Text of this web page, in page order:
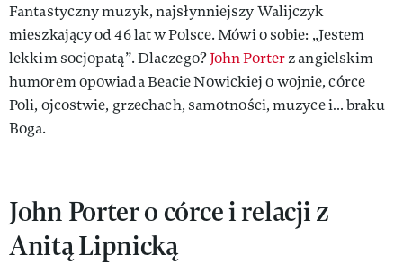
Fantastyczny muzyk, najsłynniejszy Walijczyk
mieszkający od 46 lat w Polsce. Mówi o sobie: „Jestem
lekkim socjopatą”. Dlaczego?John Porterz angielskim
humorem opowiada Beacie Nowickiej o wojnie, córce
Poli, ojcostwie, grzechach, samotności, muzyce i… braku
Boga.
John Porter o córce i relacji z
Anitą Lipnicką